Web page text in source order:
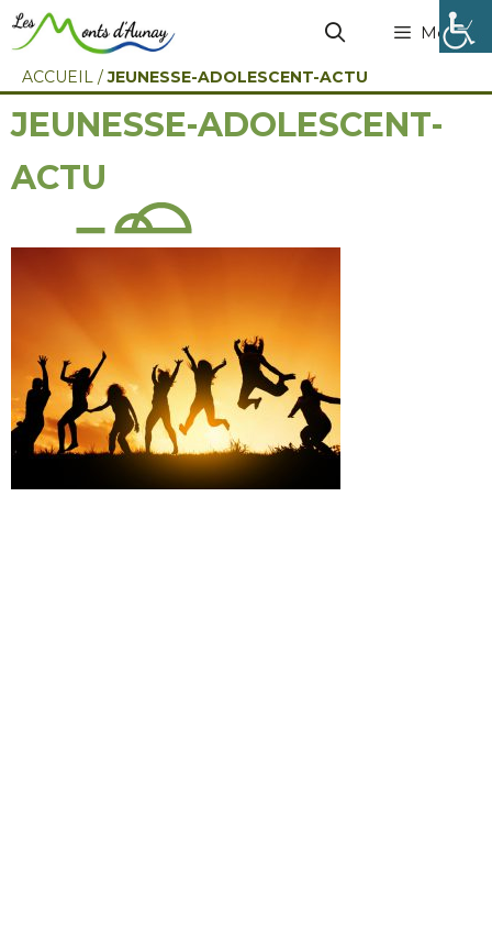
Menu
ACCUEIL /JEUNESSE-ADOLESCENT-ACTU
JEUNESSE-ADOLESCENT-
ACTU